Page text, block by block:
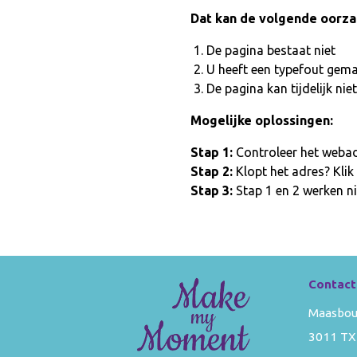
Dat kan de volgende
De pagina bestaat niet
U heeft een typefout
De pagina kan tijdelijk
Mogelijke oplossingen:
Stap 1:Controleer het
Stap 2:Klopt het adres?
Stap 3:Stap 1 en 2 werken
Contact
3011